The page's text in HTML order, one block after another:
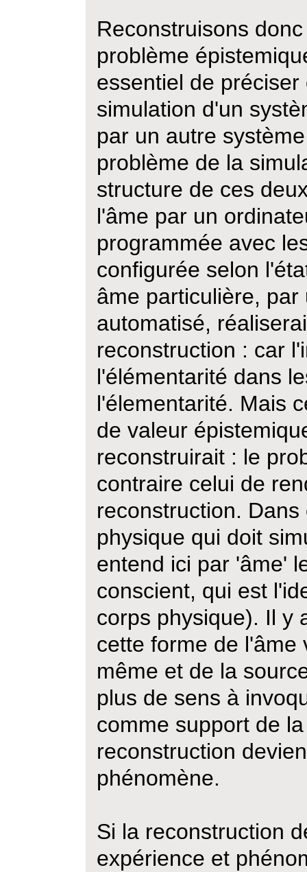
Reconstruisons
problème
essentiel de préciser
simulation d'un
par un autre
problème de la
structure de ces
l'âme par un
programmée avec
configurée selon
âme particulière,
automatisé,
reconstruction : car
l'élémentarité dans
l'élementarité. Mais
de valeur
reconstruirait : le
contraire celui de
reconstruction.
physique qui doit
entend ici par 'âme'
conscient, qui est
corps physique). Il y
cette forme de l'âme
même et de la
plus de sens à
comme support de
reconstruction
phénomène.
Si la reconstruction
expérience et